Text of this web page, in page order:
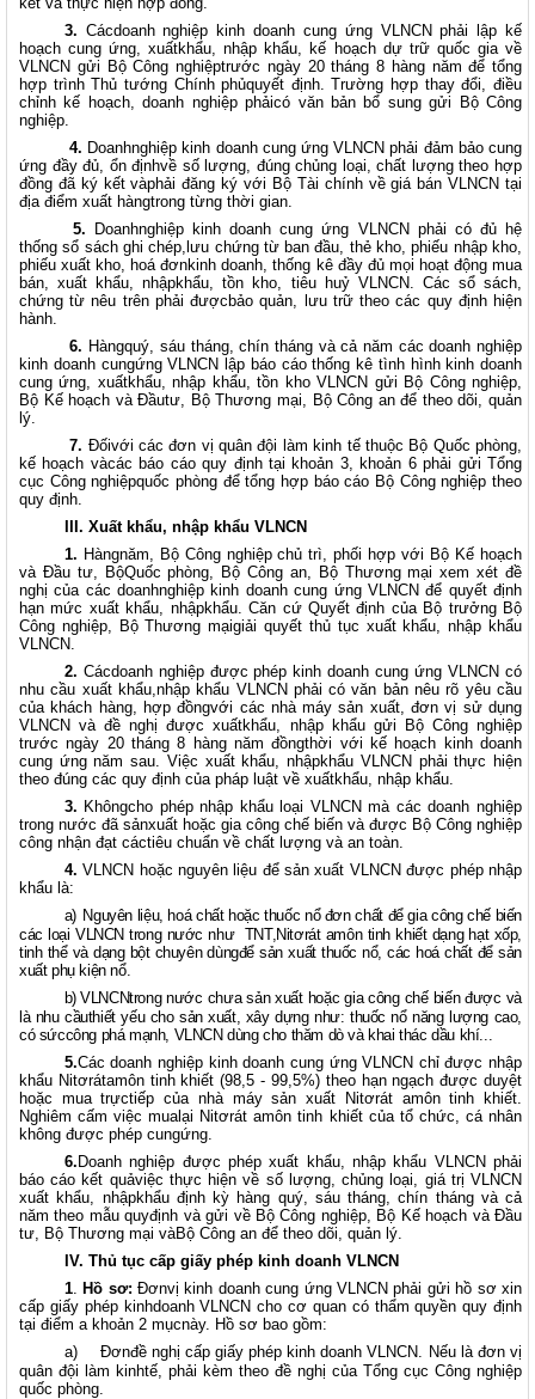
3. Cácdoanh nghiệp kinh doanh cung ứng VLNCN phải lập kế
hoạch cung ứng, xuấtkhẩu, nhập khẩu, kế hoạch dự trữ quốc gia về
VLNCN gửi Bộ Công nghiệptrước ngày 20 tháng 8 hàng năm để tổng
hợp trình Thủ tướng Chính phủquyết định. Trường hợp thay đổi, điều
chỉnh kế hoạch, doanh nghiệp phảicó văn bản bổ sung gửi Bộ Công
nghiệp.
4. Doanhnghiệp kinh doanh cung ứng VLNCN phải đảm bảo cung
ứng đầy đủ, ổn địnhvề số lượng, đúng chủng loại, chất lượng theo hợp
đồng đã ký kết vàphải đăng ký với Bộ Tài chính về giá bán VLNCN tại
địa điểm xuất hàngtrong từng thời gian.
5.
Doanhnghiệp kinh doanh cung ứng VLNCN phải có đủ hệ
thống sổ sách ghi chép,lưu chứng từ ban đầu, thẻ kho, phiếu nhập kho,
phiếu xuất kho, hoá đơnkinh doanh, thống kê đầy đủ mọi hoạt động mua
bán, xuất khẩu, nhậpkhẩu, tồn kho, tiêu huỷ VLNCN. Các sổ sách,
chứng từ nêu trên phải đượcbảo quản, lưu trữ theo các quy định hiện
hành.
6. Hàngquý, sáu tháng, chín tháng và cả năm các doanh nghiệp
kinh doanh cungứng VLNCN lập báo cáo thống kê tình hình kinh doanh
cung ứng, xuấtkhẩu, nhập khẩu, tồn kho VLNCN gửi Bộ Công nghiệp,
Bộ Kế hoạch và Đầutư, Bộ Thương mại, Bộ Công an để theo dõi, quản
lý.
7. Đốivới các đơn vị quân đội làm kinh tế thuộc Bộ Quốc phòng,
kế hoạch vàcác báo cáo quy định tại khoản 3, khoản 6 phải gửi Tổng
cục Công nghiệpquốc phòng để tổng hợp báo cáo Bộ Công nghiệp theo
quy định.
III. Xuất khẩu, nhập khẩu VLNCN
1. Hàngnăm, Bộ Công nghiệp chủ trì, phối hợp với Bộ Kế hoạch
và Đầu tư, BộQuốc phòng, Bộ Công an, Bộ Thương mại xem xét đề
nghị của các doanhnghiệp kinh doanh cung ứng VLNCN để quyết định
hạn mức xuất khẩu, nhậpkhẩu. Căn cứ Quyết định của Bộ trưởng Bộ
Công nghiệp, Bộ Thương mạigiải quyết thủ tục xuất khẩu, nhập khẩu
VLNCN.
2. Cácdoanh nghiệp được phép kinh doanh cung ứng VLNCN có
nhu cầu xuất khẩu,nhập khẩu VLNCN phải có văn bản nêu rõ yêu cầu
của khách hàng, hợp đồngvới các nhà máy sản xuất, đơn vị sử dụng
VLNCN và đề nghị được xuấtkhẩu, nhập khẩu gửi Bộ Công nghiệp
trước ngày 20 tháng 8 hàng năm đồngthời với kế hoạch kinh doanh
cung ứng năm sau. Việc xuất khẩu, nhậpkhẩu VLNCN phải thực hiện
theo đúng các quy định của pháp luật về xuấtkhẩu, nhập khẩu.
3. Khôngcho phép nhập khẩu loại VLNCN mà các doanh nghiệp
trong nước đã sảnxuất hoặc gia công chế biến và được Bộ Công nghiệp
công nhận đạt cáctiêu chuẩn về chất lượng và an toàn.
4.VLNCN hoặc nguyên liệu để sản xuất VLNCN được phép nhập
khẩu là:
a) Nguyên liệu, hoá chất hoặc thuốc nổ đơn chất để gia công chế biến
các loại VLNCN trong nước như TNT,Nitơrát amôn tinh khiết dạng hạt xốp,
tinh thể và dạng bột chuyên dùngđể sản xuất thuốc nổ, các hoá chất để sản
xuất phụ kiện nổ.
b) VLNCNtrong nước chưa sản xuất hoặc gia công chế biến được và
là nhu cầuthiết yếu cho sản xuất, xây dựng như: thuốc nổ năng lượng cao,
có sứccông phá mạnh, VLNCN dùng cho thăm dò và khai thác dầu khí...
5.Các doanh nghiệp kinh doanh cung ứng VLNCN chỉ được nhập
khẩu Nitơrátamôn tinh khiết (98,5 - 99,5%) theo hạn ngạch được duyệt
hoặc mua trựctiếp của nhà máy sản xuất Nitơrát amôn tinh khiết.
Nghiêm cấm việc mualại Nitơrát amôn tinh khiết của tổ chức, cá nhân
không được phép cungứng.
6. Doanh nghiệp được phép xuất khẩu, nhập khẩu VLNCN phải
báo cáo kết quảviệc thực hiện về số lượng, chủng loại, giá trị VLNCN
xuất khẩu, nhậpkhẩu định kỳ hàng quý, sáu tháng, chín tháng và cả
năm theo mẫu quyđịnh và gửi về Bộ Công nghiệp, Bộ Kế hoạch và Đầu
tư, Bộ Thương mại vàBộ Công an để theo dõi, quản lý.
IV. Thủ tục cấp giấy phép kinh doanh VLNCN
1. Hồ sơ:Đơnvị kinh doanh cung ứng VLNCN phải gửi hồ sơ xin
cấp giấy phép kinhdoanh VLNCN cho cơ quan có thẩm quyền quy định
tại điểm a khoản 2 mụcnày. Hồ sơ bao gồm:
a)
Đơnđề nghị cấp giấy phép kinh doanh VLNCN. Nếu là đơn vị
quân đội làm kinhtế, phải kèm theo đề nghị của Tổng cục Công nghiệp
quốc phòng.